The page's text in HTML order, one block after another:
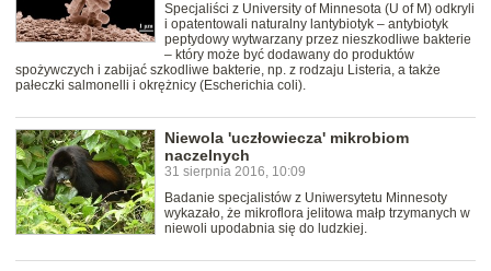
Specjaliści z University of Minnesota (U of M) odkryli
i opatentowali naturalny lantybiotyk – antybiotyk
peptydowy wytwarzany przez nieszkodliwe bakterie
– który może być dodawany do produktów
spożywczych i zabijać szkodliwe bakterie, np. z rodzaju Listeria, a także
pałeczki salmonelli i okrężnicy (Escherichia coli).
Niewola 'uczłowiecza' mikrobiom
naczelnych
31 sierpnia 2016, 10:09
Badanie specjalistów z Uniwersytetu Minnesoty
wykazało, że mikroflora jelitowa małp trzymanych w
niewoli upodabnia się do ludzkiej.